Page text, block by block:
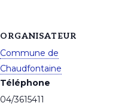
ORGANISATEUR
Commune de
Chaudfontaine
Téléphone
04/3615411